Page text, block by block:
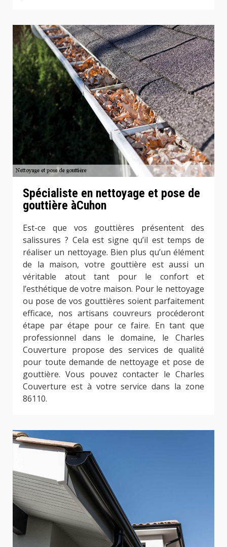
Spécialiste en nettoyage et pose de
gouttière àCuhon
Est-ce que vos gouttières présentent des
salissures ? Cela est signe qu’il est temps de
réaliser un nettoyage. Bien plus qu’un élément
de la maison, votre gouttière est aussi un
véritable atout tant pour le confort et
l’esthétique de votre maison. Pour le nettoyage
ou pose de vos gouttières soient parfaitement
efficace, nos artisans couvreurs procéderont
étape par étape pour ce faire. En tant que
professionnel dans le domaine, le Charles
Couverture propose des services de qualité
pour toute demande de nettoyage et pose de
gouttière. Vous pouvez contacter le Charles
Couverture est à votre service dans la zone
86110.